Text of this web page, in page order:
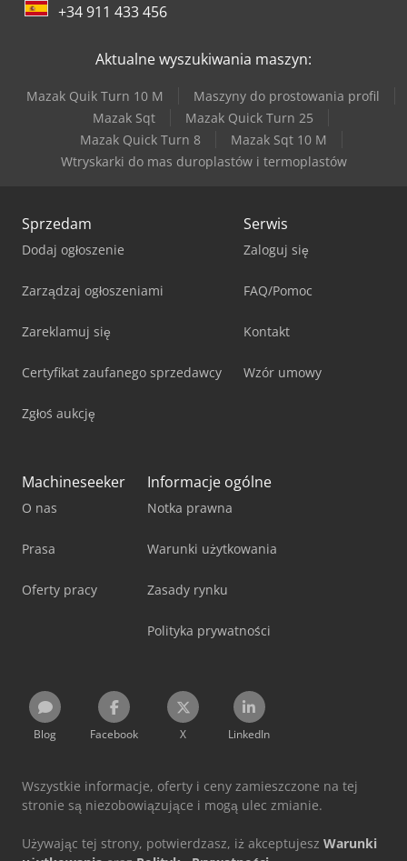
+34 911 433 456
Aktualne wyszukiwania maszyn:
Mazak Quik Turn 10 M
Maszyny do prostowania profil
Mazak Sqt
Mazak Quick Turn 25
Mazak Quick Turn 8
Mazak Sqt 10 M
Wtryskarki do mas duroplastów i termoplastów
Sprzedam
Dodaj ogłoszenie
Zarządzaj ogłoszeniami
Zareklamuj się
Certyfikat zaufanego sprzedawcy
Zgłoś aukcję
Serwis
Zaloguj się
FAQ/Pomoc
Kontakt
Wzór umowy
Machineseeker
O nas
Prasa
Oferty pracy
Informacje ogólne
Notka prawna
Warunki użytkowania
Zasady rynku
Polityka prywatności
Blog Facebook X LinkedIn
Wszystkie informacje, oferty i ceny zamieszczone na tej
stronie są niezobowiązujące i mogą ulec zmianie.
Używając tej strony, potwierdzasz, iż akceptujesz Warunki